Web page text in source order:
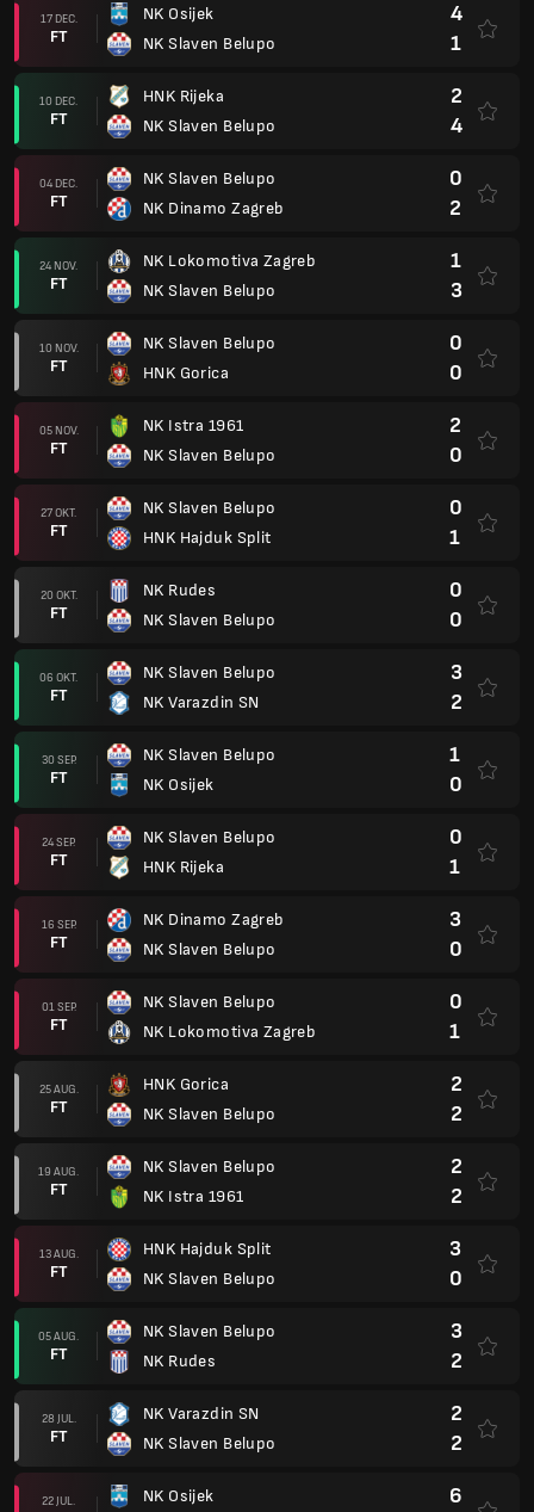
17 DEC.
FT
NK Osijek
NK Slaven Belupo
4
1
10 DEC.
FT
HNK Rijeka
NK Slaven Belupo
2
4
04 DEC.
FT
NK Slaven Belupo
NK Dinamo Zagreb
0
2
24 NOV.
FT
NK Lokomotiva Zagreb
NK Slaven Belupo
1
3
10 NOV.
FT
NK Slaven Belupo
HNK Gorica
0
0
05 NOV.
FT
NK Istra 1961
NK Slaven Belupo
2
0
27 OKT.
FT
NK Slaven Belupo
HNK Hajduk Split
0
1
20 OKT.
FT
NK Rudes
NK Slaven Belupo
0
0
06 OKT.
FT
NK Slaven Belupo
NK Varazdin SN
3
2
30 SEP.
FT
NK Slaven Belupo
NK Osijek
1
0
24 SEP.
FT
NK Slaven Belupo
HNK Rijeka
0
1
16 SEP.
FT
NK Dinamo Zagreb
NK Slaven Belupo
3
0
01 SEP.
FT
NK Slaven Belupo
NK Lokomotiva Zagreb
0
1
25 AUG.
FT
HNK Gorica
NK Slaven Belupo
2
2
19 AUG.
FT
NK Slaven Belupo
NK Istra 1961
2
2
13 AUG.
FT
HNK Hajduk Split
NK Slaven Belupo
3
0
05 AUG.
FT
NK Slaven Belupo
NK Rudes
3
2
28 JUL.
FT
NK Varazdin SN
NK Slaven Belupo
2
2
22 JUL. NK Osijek 6